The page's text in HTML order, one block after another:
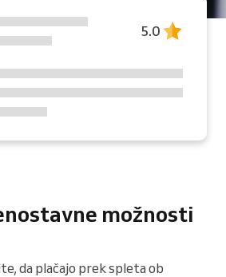
5.0
možnosti
da plačajo prek spleta ob